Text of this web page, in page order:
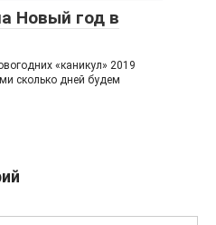
Новый год в
«каникул» 2019
сколько дней будем